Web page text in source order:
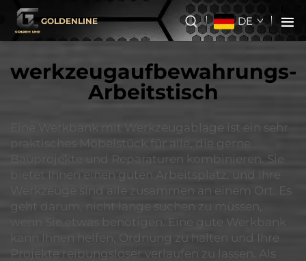
GOLDENLINE DE
werkzeugaufbewahrungs-
Arbeitstisch
Eine Werkbank mit Werkzeugablage ist ein sehr
praktisches Möbelstück für alle, die gerne
Bauprojekte und Reparaturen kombinieren. Sie
bietet Ihnen einen guten Arbeitsplatz, und Ihre
Werkzeuge sind alle zusammen an einem Ort. Es
geht darum, nicht lange suchen zu müssen,
wenn Sie etwas benötigen. Eine gute Werkbank
kann Ihnen helfen, Ordnung zu halten und Ihre
Projekte reibungsloser verlaufen zu lassen. Als